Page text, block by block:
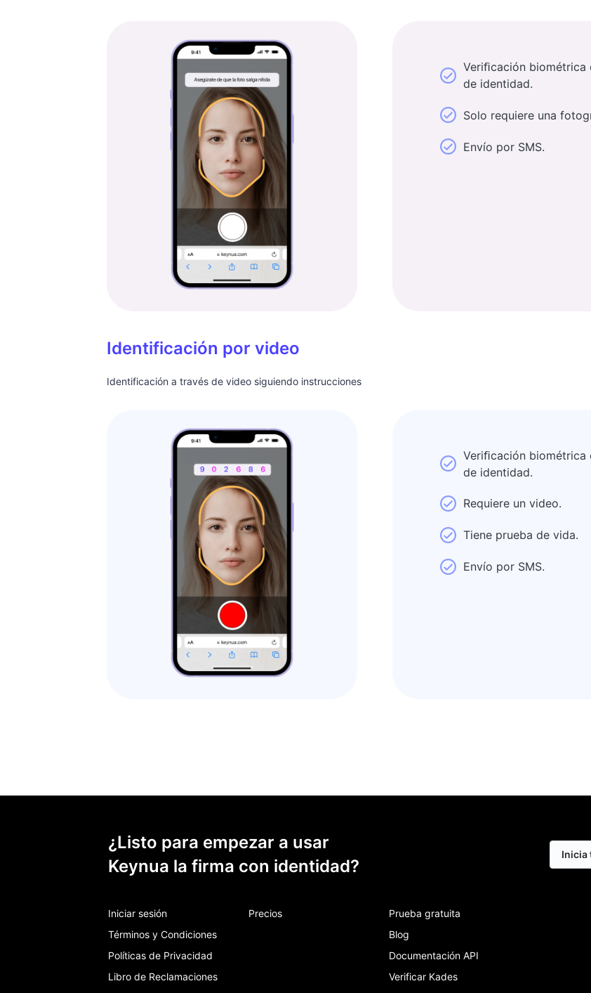
Veriﬁcación biométrica
de identidad.
Solo requiere una
Envío por SMS.
Identificación por video
Identificación a través de video siguiendo instrucciones
Veriﬁcación biométrica
de identidad.
Requiere un video.
Tiene prueba de vida.
Envío por SMS.
¿Listo para empezar a usar
Keynua la firma con identidad?
Inicia
Iniciar sesión
Términos y Condiciones
Políticas de Privacidad
Libro de Reclamaciones
Precios
Prueba gratuita
Blog
Documentación API
Verificar Kades